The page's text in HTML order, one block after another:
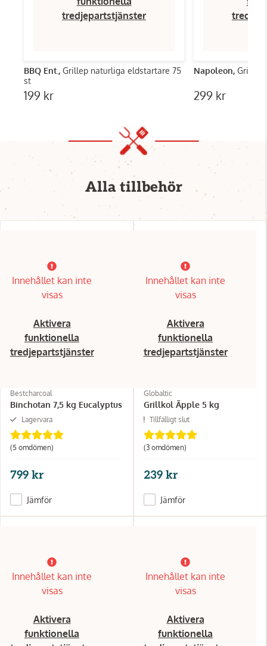
tredjepartstjänster
BBQ Ent., Grillep naturliga eldstartare 75
st
199 kr
Napoleon,
299 kr
Alla tillbehör
Innehållet kan inte
visas
Aktivera
funktionella
tredjepartstjänster
Bestcharcoal
Binchotan 7,5 kg Eucalyptus
Lagervara
(5 omdömen)
799 kr
Jämför
Innehållet kan inte
visas
Aktivera
funktionella
tredjepartstjänster
Globaltic
Grillkol Ãpple 5 kg
Tillfälligt slut
(3 omdömen)
239 kr
Jämför
Innehållet kan inte
visas
Aktivera
funktionella
Innehållet kan inte
visas
Aktivera
funktionella